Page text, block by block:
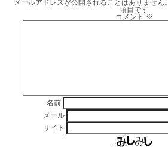
メールアドレスが公開されることはありません。
項目です
コメント ※
名前
メール
サイト